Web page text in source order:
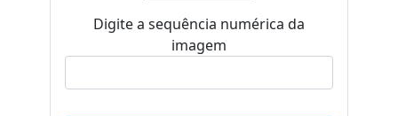
Digite a sequência numérica da
imagem